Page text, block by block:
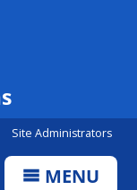
Site Administrators
MENU